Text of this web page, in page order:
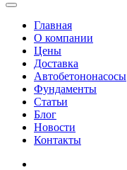
Главная
О компании
Цены
Доставка
Автобетононасосы
Фундаменты
Статьи
Блог
Новости
Контакты